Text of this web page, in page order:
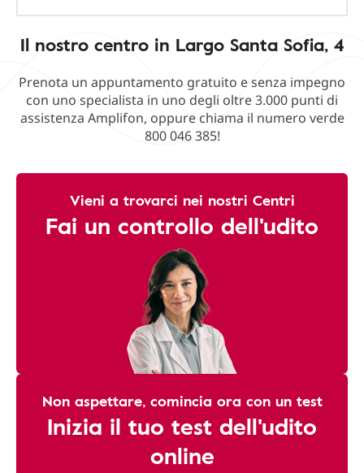
Il nostro centro in Largo Santa Sofia, 4
Prenota un appuntamento gratuito e senza impegno
con uno specialista in uno degli oltre 3.000 punti di
assistenza Amplifon, oppure chiama il numero verde
800 046 385!
Vieni a trovarci nei nostri Centri
Fai un controllo dell'udito
Non aspettare, comincia ora con un test
Inizia il tuo test dell'udito
online